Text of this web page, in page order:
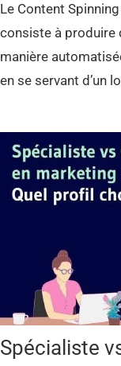
Le Content
consiste à produire
manière
en se servant d’un
Spécialiste